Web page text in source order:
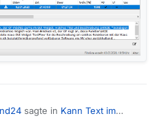
sagte in Kann Text im